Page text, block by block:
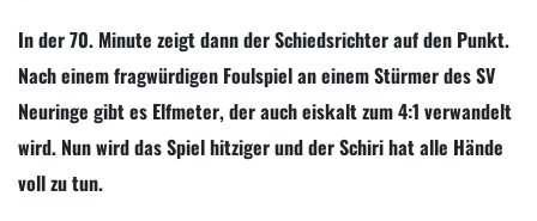
In der 70. Minute zeigt dann der Schiedsrichter auf den Punkt.
Nach einem fragwürdigen Foulspiel an einem Stürmer des SV
Neuringe gibt es Elfmeter, der auch eiskalt zum 4:1 verwandelt
wird. Nun wird das Spiel hitziger und der Schiri hat alle Hände
voll zu tun.